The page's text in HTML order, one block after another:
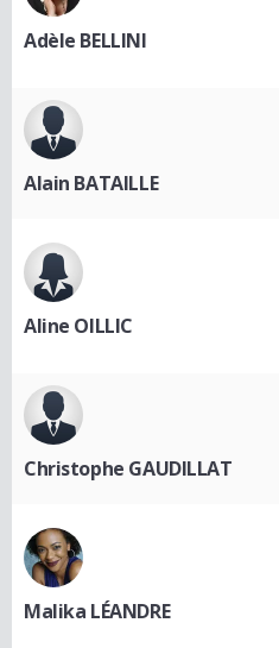
Adèle BELLINI
Alain BATAILLE
Aline OILLIC
Christophe GAUDILLAT
Malika LÉANDRE